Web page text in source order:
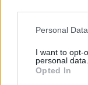
Personal
I want to opt-
personal data.
Opted In
E il sindaco
facebook